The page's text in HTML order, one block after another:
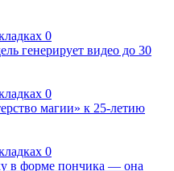
0
генерирует видео до 30
0
магии» к 25-летию
0
в форме пончика — она